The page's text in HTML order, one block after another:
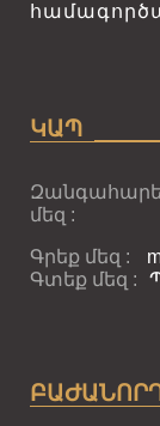
ԿԱՊ
մեզ :
Գրեք մեզ :
Գտեք մեզ :